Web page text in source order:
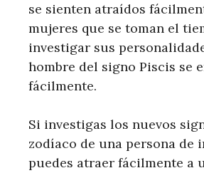
se sienten atraídos
mujeres que se toman el
investigar sus
hombre del signo Piscis se
fácilmente.
Si investigas los nuevos
zodíaco de una persona de
puedes atraer fácilmente a